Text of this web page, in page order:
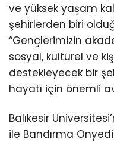
ve yüksek yaşam
şehirlerden biri
“Gençlerimizin
sosyal, kültürel ve
destekleyecek bir
hayatı için önemli
Balıkesir
ile Bandırma